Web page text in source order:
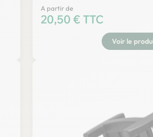
A partir de
Prix
20,50 € TTC
Voir le